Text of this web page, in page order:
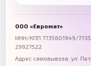
Волгоград
+7 (844) 261-36-12
ООО «Евромат»
ИНН/КПП 7735601949/
29927522
Адрес самовывоза: ул.